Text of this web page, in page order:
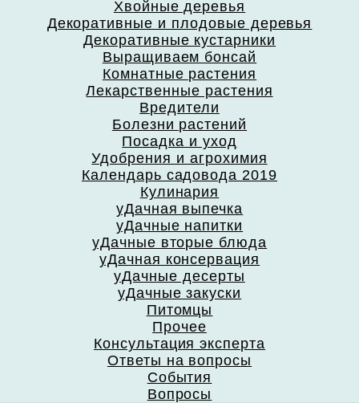
Хвойные деревья
Декоративные и плодовые деревья
Декоративные кустарники
Выращиваем бонсай
Комнатные растения
Лекарственные растения
Вредители
Болезни растений
Посадка и уход
Удобрения и агрохимия
Календарь садовода 2019
Кулинария
уДачная выпечка
уДачные напитки
уДачные вторые блюда
уДачная консервация
уДачные десерты
уДачные закуски
Питомцы
Прочее
Консультация эксперта
Ответы на вопросы
События
Вопросы